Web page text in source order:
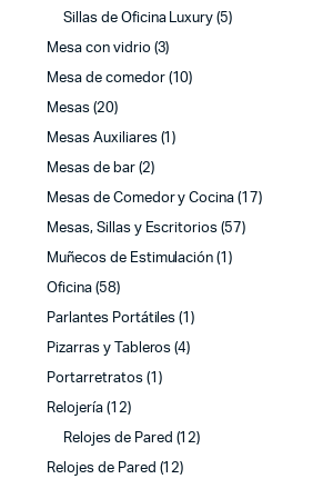
Sillas de Oficina Luxury (5)
Mesa con vidrio (3)
Mesa de comedor (10)
Mesas (20)
Mesas Auxiliares (1)
Mesas de bar (2)
Mesas de Comedor y Cocina (17)
Mesas, Sillas y Escritorios (57)
Muñecos de Estimulación (1)
Oficina (58)
Parlantes Portátiles (1)
Pizarras y Tableros (4)
Portarretratos (1)
Relojería (12)
Relojes de Pared (12)
Relojes de Pared (12)